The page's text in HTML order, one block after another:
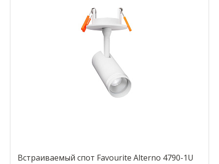
Встраиваемый спот Favourite Alterno 4790-1U